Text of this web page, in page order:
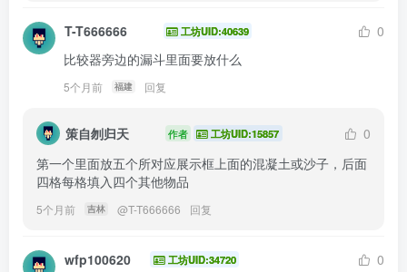
T-T666666 工坊UID:40639
0
比较器旁边的漏斗里面要放什么
5个月前 福建 回复
策自刎归天 作者 工坊UID:15857
0
第一个里面放五个所对应展示框上面的混凝土或沙子，后面
四格每格填入四个其他物品
5个月前 吉林 @T-T666666 回复
wfp100620 工坊UID:34720
0